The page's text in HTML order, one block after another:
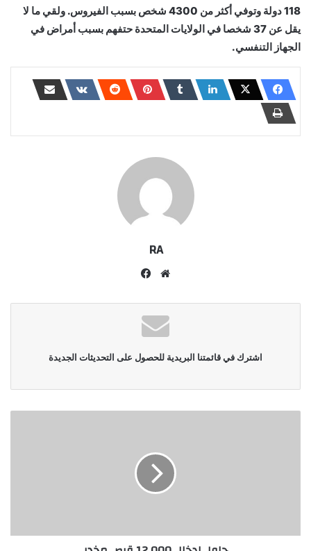
118 دولة وتوفي أكثر من 4300 شخص بسبب الفيروس. ولقي ما لا
يقل عن 37 شخصا في الولايات المتحدة حتفهم بسبب أمراض في
الجهاز التنفسي.
RA
موقع
اشترك في قائمتنا البريدية للحصول على التحديثات الجديدة